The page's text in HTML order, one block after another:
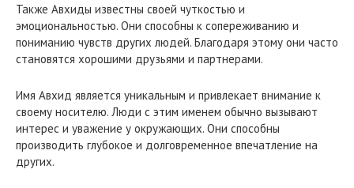
Также Авхиды известны своей чуткостью и
эмоциональностью. Они способны к сопереживанию и
пониманию чувств других людей. Благодаря этому они часто
становятся хорошими друзьями и партнерами.
Имя Авхид является уникальным и привлекает внимание к
своему носителю. Люди с этим именем обычно вызывают
интерес и уважение у окружающих. Они способны
производить глубокое и долговременное впечатление на
других.